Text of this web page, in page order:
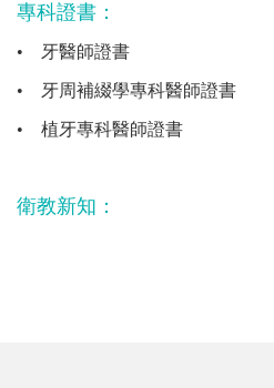
專科證書：
• 牙醫師證書
• 牙周補綴學專科醫師證書
• 植牙專科醫師證書
衛教新知：